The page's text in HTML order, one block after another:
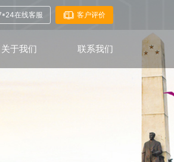
在线客服 客户评价
关于我们 联系我们